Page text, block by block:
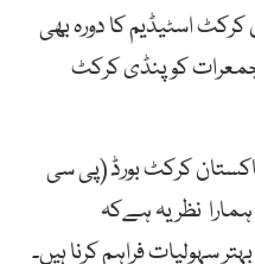
اسٹیڈیم کا دورہ بھی
بروز جمعرات کو پنڈی کرکٹ
کرکٹ بورڈ (پی سی
نظریہ ہےکہ
سہولیات فراہم کرنا ہیں۔